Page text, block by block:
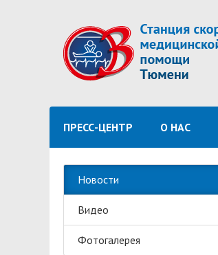
ПРЕСС-ЦЕНТР О НАС
Новости
Видео
Фотогалерея